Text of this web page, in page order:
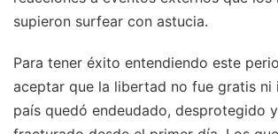
supieron surfear con astucia.
Para tener éxito entendiendo este
aceptar que la libertad no fue gratis ni
país quedó endeudado, desprotegido